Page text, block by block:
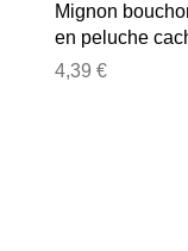
Mignon
en peluche
pliant épaissir
4,39 €